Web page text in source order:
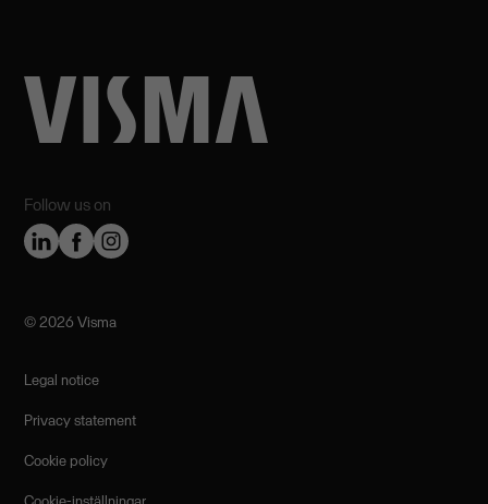
Follow us on
©️ 2026 Visma
Legal notice
Privacy statement
Cookie policy